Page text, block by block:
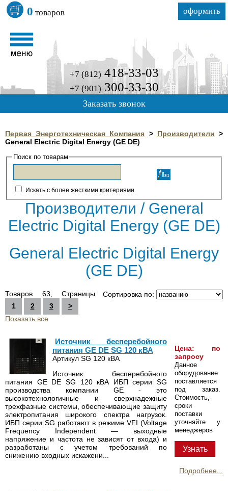
0 товаров оформить
+7 (812) 418-33-03
+7 (901) 300-33-30
Заказать звонок
Первая Энерготехническая Компания > Производители >
General Electric Digital Energy (GE DE)
Поиск по товарам
Искать с более жесткими критериями.
Производители / General
Electric Digital Energy (GE DE)
General Electric Digital Energy
(GE DE)
Сортировка по:
Товаров 63, Страницы
1
2 3
>
Показать все
Цена: по
запросу
Данное
оборудование
поставляется
под заказ.
Стоимость,
сроки
поставки
уточняйте у
менеджеров
Узнать
Источник бесперебойного
питания GE DE SG 120 кВА
Артикул SG 120 кВА
Источник бесперебойного
питания GE DE SG 120 кВА ИБП серии SG
производства компании GE - это
высокотехнологичные и сверхнадежные
трехфазные системы, обеспечивающие защиту
электропитания широкого спектра нагрузок.
ИБП серии SG работают в режиме VFI (Voltage
Frequency Independent — выходные
напряжение и частота не зависят от входа) и
разработаны с учетом требований по
снижению входных искажени...
Подробнее...